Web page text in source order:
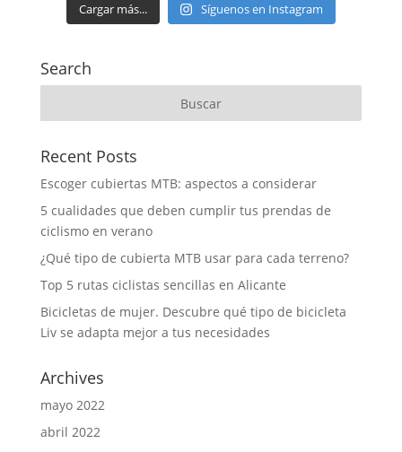
Cargar más... Síguenos en Instagram
Search
Recent Posts
Escoger cubiertas MTB: aspectos a considerar
5 cualidades que deben cumplir tus prendas de
ciclismo en verano
¿Qué tipo de cubierta MTB usar para cada terreno?
Top 5 rutas ciclistas sencillas en Alicante
Bicicletas de mujer. Descubre qué tipo de bicicleta
Liv se adapta mejor a tus necesidades
Archives
mayo 2022
abril 2022